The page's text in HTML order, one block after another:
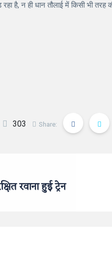
है, न ही धान तौलाई में किसी भी तरह
303 Share:
रवाना हुई ट्रेन